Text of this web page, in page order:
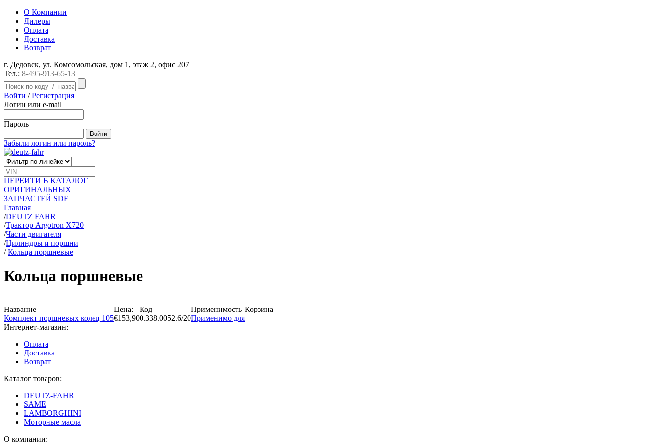
О Компании
Дилеры
Оплата
Доставка
Возврат
г. Дедовск, ул. Комсомольская, дом 1, этаж 2, офис 207
Тел.: 8-495-913-65-13
Войти / Регистрация
Логин или e-mail
Пароль
Забыли логин или пароль?
ПЕРЕЙТИ В КАТАЛОГ
ОРИГИНАЛЬНЫХ
ЗАПЧАСТЕЙ SDF
Главная
/DEUTZ FAHR
/Трактор Argotron X720
/Части двигателя
/Цилиндры и поршни
/ Кольца поршневые
Кольца поршневые
Название Цена: Код Применимость Корзина
Комплект поршневых колец 105€153,900.338.0052.6/20Применимо для
Интернет-магазин:
Оплата
Доставка
Возврат
Каталог товаров:
DEUTZ-FAHR
SAME
LAMBORGHINI
Моторные масла
О компании: